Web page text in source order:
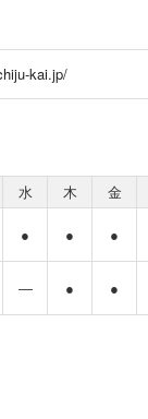
kai.jp/
水 木 金
● ● ●
― ● ●